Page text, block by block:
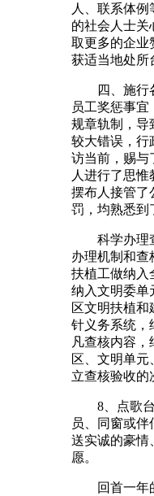
人、联系体
的社会人士关
取更多的企业
获适当地处所
四、施行各
员工奖惩事宜
规章轨制，导
较大错误，行
访当前，赐与
人进行了思惟
摆布人接管了
罚，均熟悉到
科学办理查
办理机制和查
扶植工做纳入
纳入文明委单
区文明扶植
针义务系统，
凡查核内容
区、文明单元
立查核验收的
8、点歌台
员、同窗或
送实诚的豪情
愿。
回首一年的